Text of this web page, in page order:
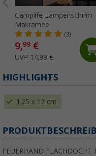
Camplife Lampenschirm
Makramee
(3)
9,99 €
UVP 14,99 €
HIGHLIGHTS
1,25 x 12 cm
FEUERHAND